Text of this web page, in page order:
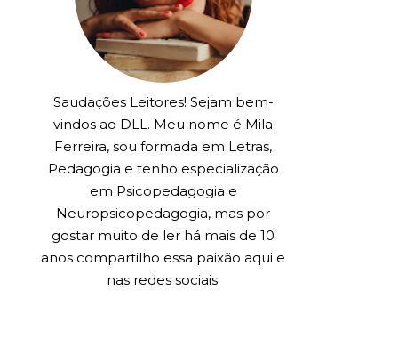
Saudações Leitores! Sejam bem-
vindos ao DLL. Meu nome é Mila
Ferreira, sou formada em Letras,
Pedagogia e tenho especialização
em Psicopedagogia e
Neuropsicopedagogia, mas por
gostar muito de ler há mais de 10
anos compartilho essa paixão aqui e
nas redes sociais.